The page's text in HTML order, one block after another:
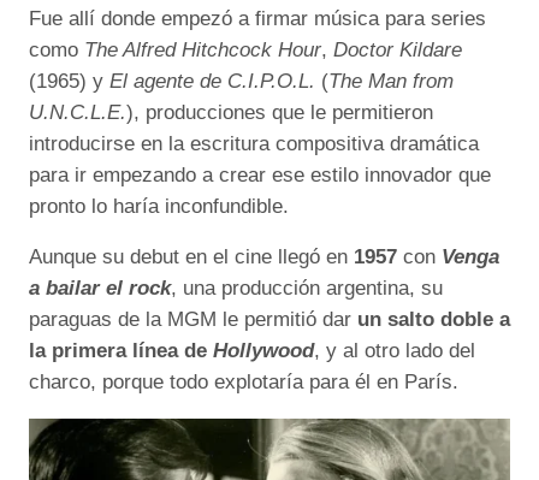
Fue allí donde empezó a firmar música para series
como The Alfred Hitchcock Hour, Doctor Kildare
(1965) y El agente de C.I.P.O.L. (The Man from
U.N.C.L.E.), producciones que le permitieron
introducirse en la escritura compositiva dramática
para ir empezando a crear ese estilo innovador que
pronto lo haría inconfundible.
Aunque su debut en el cine llegó en 1957 con Venga
a bailar el rock, una producción argentina, su
paraguas de la MGM le permitió dar un salto doble a
la primera línea de Hollywood, y al otro lado del
charco, porque todo explotaría para él en París.